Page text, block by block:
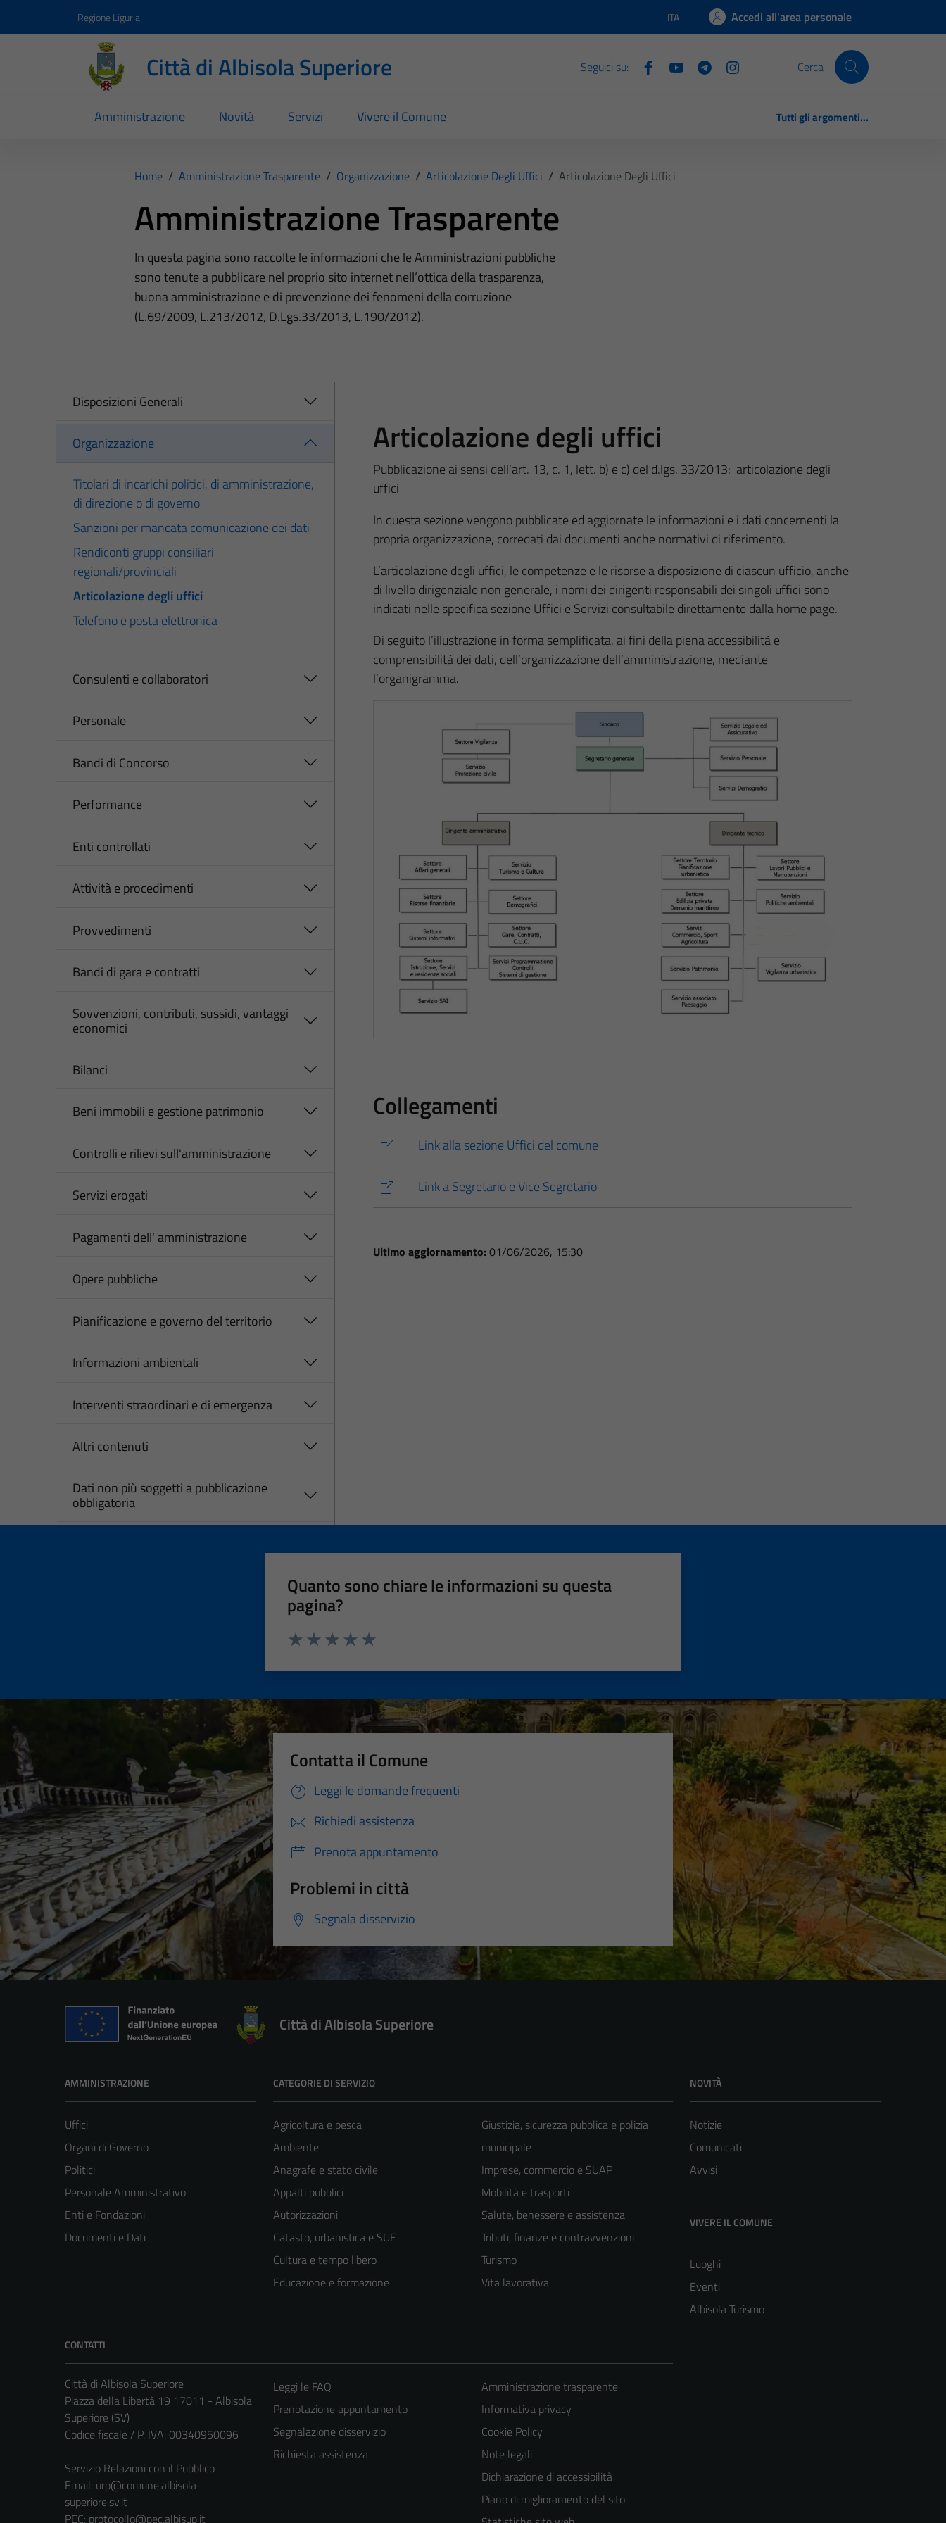
Regione Liguria Lingua attiva:
ITA Accedi all'area personale
Città di Albisola Superiore Seguici su: Cerca
Amministrazione Novità Servizi Vivere il Comune Tutti gli argomenti...
Home / Amministrazione Trasparente / Organizzazione / Articolazione Degli Uffici / Articolazione Degli Uffici
Amministrazione Trasparente
In questa pagina sono raccolte le informazioni che le Amministrazioni pubbliche
sono tenute a pubblicare nel proprio sito internet nell’ottica della trasparenza,
buona amministrazione e di prevenzione dei fenomeni della corruzione
(L.69/2009, L.213/2012, D.Lgs.33/2013, L.190/2012).
Disposizioni Generali
Organizzazione
Titolari di incarichi politici, di amministrazione,
di direzione o di governo
Sanzioni per mancata comunicazione dei dati
Rendiconti gruppi consiliari
regionali/provinciali
Articolazione degli uffici
Telefono e posta elettronica
Consulenti e collaboratori
Personale
Bandi di Concorso
Performance
Enti controllati
Attività e procedimenti
Provvedimenti
Bandi di gara e contratti
Sovvenzioni, contributi, sussidi, vantaggi
economici
Bilanci
Beni immobili e gestione patrimonio
Controlli e rilievi sull'amministrazione
Servizi erogati
Pagamenti dell' amministrazione
Opere pubbliche
Pianificazione e governo del territorio
Informazioni ambientali
Interventi straordinari e di emergenza
Altri contenuti
Dati non più soggetti a pubblicazione
obbligatoria
Articolazione degli uffici
Pubblicazione ai sensi dell’art. 13, c. 1, lett. b) e c) del d.lgs. 33/2013: articolazione degli
uffici
In questa sezione vengono pubblicate ed aggiornate le informazioni e i dati concernenti la
propria organizzazione, corredati dai documenti anche normativi di riferimento.
L’articolazione degli uffici, le competenze e le risorse a disposizione di ciascun ufficio, anche
di livello dirigenziale non generale, i nomi dei dirigenti responsabili dei singoli uffici sono
indicati nelle specifica sezione Uffici e Servizi consultabile direttamente dalla home page.
Di seguito l’illustrazione in forma semplificata, ai fini della piena accessibilità e
comprensibilità dei dati, dell’organizzazione dell’amministrazione, mediante
l’organigramma.
Collegamenti
Link alla sezione Uffici del comune
Link a Segretario e Vice Segretario
Ultimo aggiornamento: 01/06/2026, 15:30
Quanto sono chiare le informazioni su questa
pagina?
Contatta il Comune
Leggi le domande frequenti
Richiedi assistenza
Prenota appuntamento
Problemi in città
Segnala disservizio
Città di Albisola Superiore
AMMINISTRAZIONE
Uffici
Organi di Governo
Politici
Personale Amministrativo
Enti e Fondazioni
Documenti e Dati
CATEGORIE DI SERVIZIO
Agricoltura e pesca
Ambiente
Anagrafe e stato civile
Appalti pubblici
Autorizzazioni
Catasto, urbanistica e SUE
Cultura e tempo libero
Educazione e formazione
Giustizia, sicurezza pubblica e polizia
municipale
Imprese, commercio e SUAP
Mobilità e trasporti
Salute, benessere e assistenza
Tributi, finanze e contravvenzioni
Turismo
Vita lavorativa
NOVITÀ
Notizie
Comunicati
Avvisi
VIVERE IL COMUNE
Luoghi
Eventi
Albisola Turismo
CONTATTI
Città di Albisola Superiore
Piazza della Libertà 19 17011 - Albisola
Superiore (SV)
Codice fiscale / P. IVA: 00340950096
Servizio Relazioni con il Pubblico
Email: urp@comune.albisola-
superiore.sv.it
PEC: protocollo@pec.albisup.it
Leggi le FAQ
Prenotazione appuntamento
Segnalazione disservizio
Richiesta assistenza
Amministrazione trasparente
Informativa privacy
Cookie Policy
Note legali
Dichiarazione di accessibilità
Piano di miglioramento del sito
Tecnici
Questi cookie
sono necessari
per il